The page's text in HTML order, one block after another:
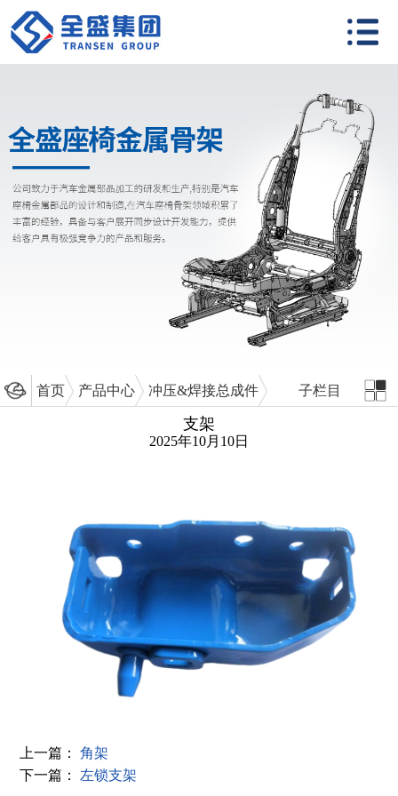
首页 产品中心
冲压&焊接总成件
子栏目
支架
2025年10月10日
上一篇：角架
下一篇：左锁支架